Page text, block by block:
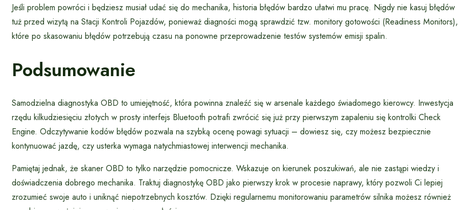
Jeśli problem powróci i będziesz musiał udać się do mechanika, historia błędów bardzo ułatwi mu pracę. Nigdy nie kasuj błędów
tuż przed wizytą na Stacji Kontroli Pojazdów, ponieważ diagności mogą sprawdzić tzw. monitory gotowości (Readiness Monitors),
które po skasowaniu błędów potrzebują czasu na ponowne przeprowadzenie testów systemów emisji spalin.
Podsumowanie
Samodzielna diagnostyka OBD to umiejętność, która powinna znaleźć się w arsenale każdego świadomego kierowcy. Inwestycja
rzędu kilkudziesięciu złotych w prosty interfejs Bluetooth potrafi zwrócić się już przy pierwszym zapaleniu się kontrolki Check
Engine. Odczytywanie kodów błędów pozwala na szybką ocenę powagi sytuacji – dowiesz się, czy możesz bezpiecznie
kontynuować jazdę, czy usterka wymaga natychmiastowej interwencji mechanika.
Pamiętaj jednak, że skaner OBD to tylko narzędzie pomocnicze. Wskazuje on kierunek poszukiwań, ale nie zastąpi wiedzy i
doświadczenia dobrego mechanika. Traktuj diagnostykę OBD jako pierwszy krok w procesie naprawy, który pozwoli Ci lepiej
zrozumieć swoje auto i uniknąć niepotrzebnych kosztów. Dzięki regularnemu monitorowaniu parametrów silnika możesz również